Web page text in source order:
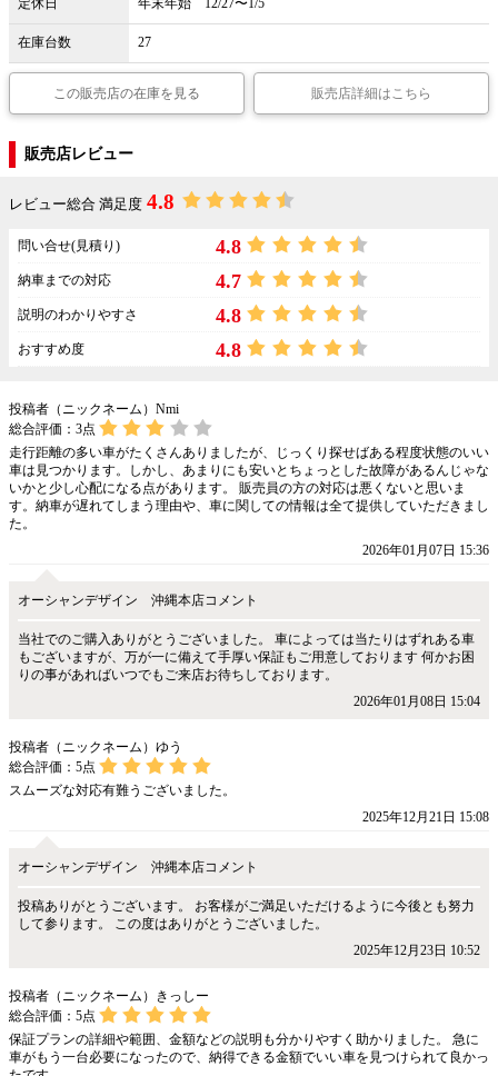
定休日 年末年始 12/27〜1/5
在庫台数 27
この販売店の在庫を見る 販売店詳細はこちら
販売店レビュー
レビュー総合 満足度 4.8
問い合せ(見積り) 4.8
納車までの対応 4.7
説明のわかりやすさ 4.8
おすすめ度 4.8
投稿者（ニックネーム）Nmi
総合評価： 3点
走行距離の多い車がたくさんありましたが、じっくり探せばある程度状態のいい
車は見つかります。しかし、あまりにも安いとちょっとした故障があるんじゃな
いかと少し心配になる点があります。 販売員の方の対応は悪くないと思いま
す。納車が遅れてしまう理由や、車に関しての情報は全て提供していただきまし
た。
2026年01月07日 15:36
オーシャンデザイン 沖縄本店コメント
当社でのご購入ありがとうございました。 車によっては当たりはずれある車
もございますが、万が一に備えて手厚い保証もご用意しております 何かお困
りの事があればいつでもご来店お待ちしております。
2026年01月08日 15:04
投稿者（ニックネーム）ゆう
総合評価： 5点
スムーズな対応有難うございました。
2025年12月21日 15:08
オーシャンデザイン 沖縄本店コメント
投稿ありがとうございます。 お客様がご満足いただけるように今後とも努力
して参ります。 この度はありがとうございました。
2025年12月23日 10:52
投稿者（ニックネーム）きっしー
総合評価： 5点
保証プランの詳細や範囲、金額などの説明も分かりやすく助かりました。 急に
車がもう一台必要になったので、納得できる金額でいい車を見つけられて良かっ